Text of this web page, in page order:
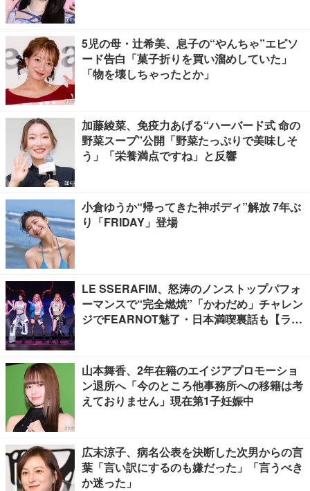
5児の母・辻希美、息子の“やんちゃ”エピソ
ード告白「菓子折りを買い溜めしていた」
「物を壊しちゃったとか」
加藤綾菜、免疫力あげる“ハーバード式 命の
野菜スープ”公開「野菜たっぷりで美味しそ
う」「栄養満点ですね」と反響
小倉ゆうか“帰ってきた神ボディ”解放 7年ぶ
り「FRIDAY」登場
LE SSERAFIM、怒涛のノンストップパフォ
ーマンスで“完全燃焼”「かわだめ」チャレン
ジでFEARNOT魅了・日本満喫裏話も【ライ
山本舞香、2年在籍のエイジアプロモーショ
ン退所へ「今のところ他事務所への移籍は考
えておりません」現在第1子妊娠中
広末涼子、病名公表を決断した次男からの言
葉「言い訳にするのも嫌だった」「言うべき
か迷った」